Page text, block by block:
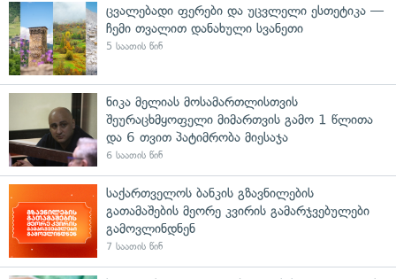
ცვალებადი ფერები და უცვლელი ესთეტიკა —
ჩემი თვალით დანახული სვანეთი
5 საათის წინ
ნიკა მელიას მოსამართლისთვის
შეურაცხმყოფელი მიმართვის გამო 1 წლითა
და 6 თვით პატიმრობა მიესაჯა
6 საათის წინ
საქართველოს ბანკის გზავნილების
გათამაშების მეორე კვირის გამარჯვებულები
გამოვლინდნენ
7 საათის წინ